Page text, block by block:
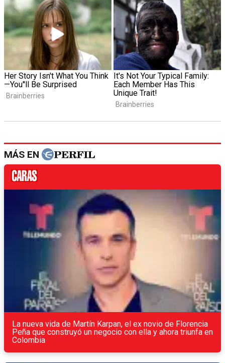
MÁS EN
La nueva vida de Martín Karpan, el ex novio de Florencia
Peña que construyó un negocio con ella y ahora triunfa en
Colombia